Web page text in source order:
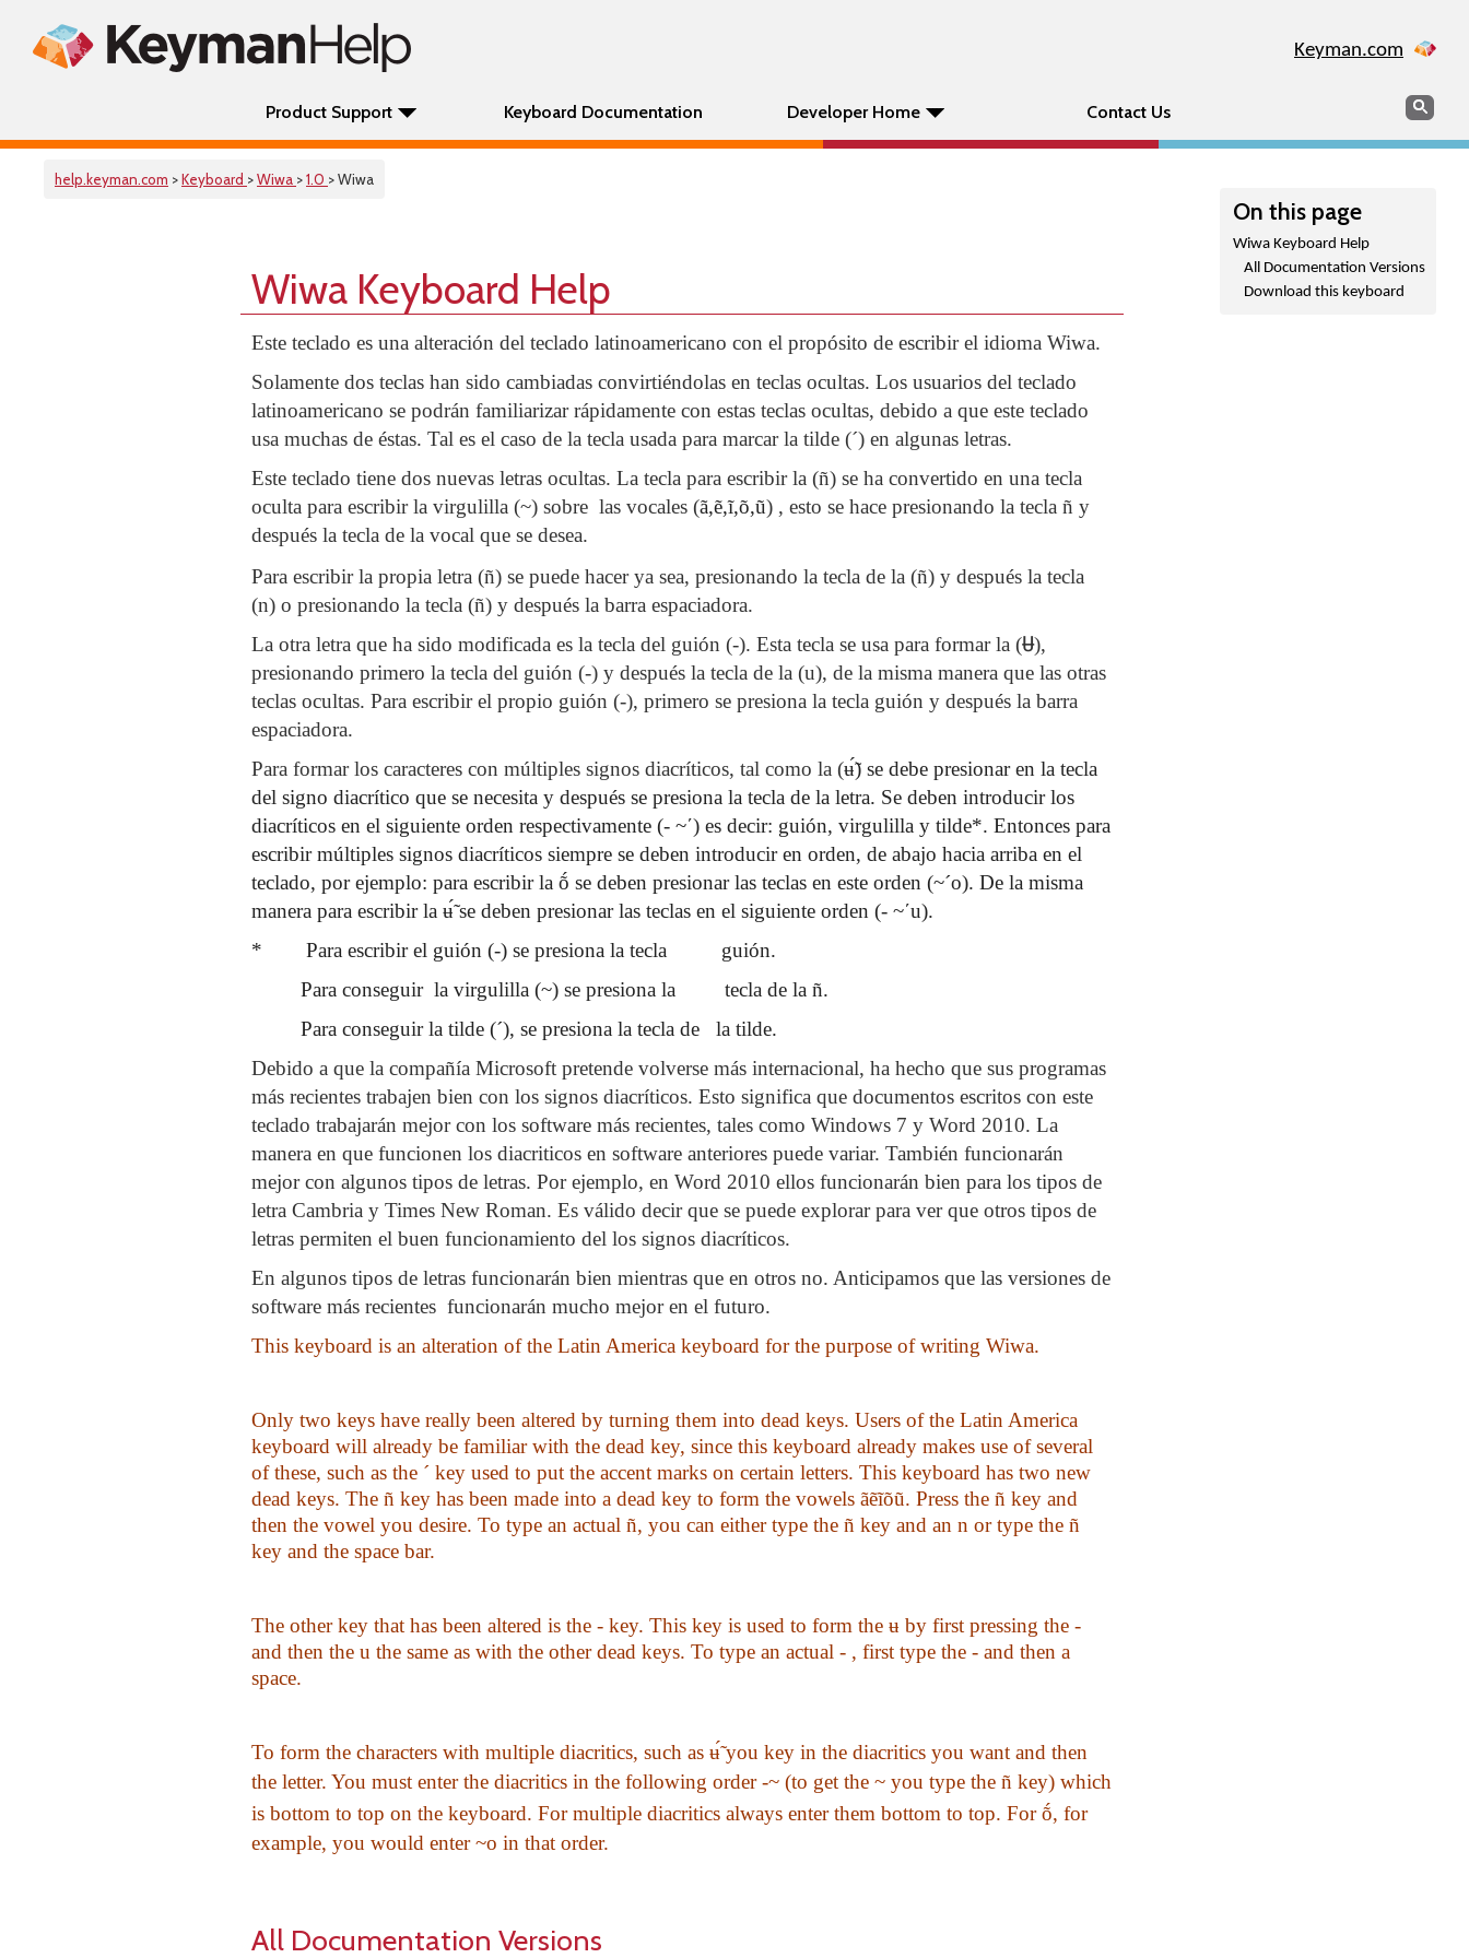
Keyman.com
Product Support Keyboard Documentation Developer Home Contact Us Search
help.keyman.com >Keyboard >Wiwa >1.0 > Wiwa
On this page
Wiwa Keyboard Help
All Documentation Versions
Download this keyboard
Wiwa Keyboard Help
Este teclado es una alteración del teclado latinoamericano con el propósito de escribir el idioma Wiwa.
Solamente dos teclas han sido cambiadas convirtiéndolas en teclas ocultas. Los usuarios del teclado
latinoamericano se podrán familiarizar rápidamente con estas teclas ocultas, debido a que este teclado
usa muchas de éstas. Tal es el caso de la tecla usada para marcar la tilde (´) en algunas letras.
Este teclado tiene dos nuevas letras ocultas. La tecla para escribir la (ñ) se ha convertido en una tecla
oculta para escribir la virgulilla (~) sobre las vocales (ã,ẽ,ĩ,õ,ũ) , esto se hace presionando la tecla ñ y
después la tecla de la vocal que se desea.
Para escribir la propia letra (ñ) se puede hacerya sea, presionando la tecla de la (ñ) y después la tecla
(n) o presionando la tecla (ñ) y después la barra espaciadora.
La otra letra que ha sido modificada es la tecla del guión (-). Esta tecla se usa para formar la (Ʉ),
presionando primero la tecla del guión (-) y después la tecla de la (u), de la misma manera que las otras
teclas ocultas. Para escribir el propio guión (-), primero se presiona la tecla guión y después la barra
espaciadora.
Para formar los caracteres con múltiples signos diacríticos, tal como la (ʉ̃́) se debe presionar en la tecla
del signo diacrítico que se necesita y después se presiona la tecla de la letra. Se deben introducir los
diacríticos en el siguiente orden respectivamente (- ~´) es decir: guión, virgulilla y tilde*. Entonces para
escribir múltiples signos diacríticos siempre se deben introducir en orden, de abajo hacia arriba en el
teclado, por ejemplo: para escribir la ṍ se deben presionar las teclas en este orden (~´o). De la misma
manera para escribir la ʉ̃́ se deben presionar las teclas en el siguiente orden (- ~´u).
*
Para escribir el guión (-) se presiona la tecla
guión.
Para conseguir la virgulilla (~) se presiona la
tecla de la ñ.
Para conseguir la tilde (´), se presiona la tecla de
la tilde.
Debido a que la compañía Microsoft pretende volverse más internacional, ha hecho que sus programas
más recientes trabajen bien con los signos diacríticos. Esto significa que documentos escritos con este
teclado trabajarán mejor con los software más recientes, tales como Windows 7 y Word 2010. La
manera en que funcionen los diacriticos en software anteriores puede variar. También funcionarán
mejor con algunos tipos de letras. Por ejemplo, en Word 2010 ellos funcionarán bien para los tipos de
letra Cambria y Times New Roman. Es válido decir que se puede explorar para ver que otros tipos de
letras permiten el buen funcionamiento del los signos diacríticos.
En algunos tipos de letras funcionarán bien mientras que en otros no. Anticipamos que las versiones de
software más recientes funcionarán mucho mejor en el futuro.
This keyboard is an alteration of the Latin America keyboard for the purpose of writing Wiwa.
Only two keys have really been altered by turning them into dead keys. Users of the Latin America
keyboard will already be familiar with the dead key, since this keyboard already makes use of several
of these, such as the ´ key used to put the accent marks on certain letters. This keyboard has two new
dead keys. The ñ key has been made into a dead key to form the vowels ãẽĩõũ. Press the ñ key and
then the vowel you desire. To type an actual ñ, you can either type the ñ key and an n or type the ñ
key and the space bar.
The other key that has been altered is the - key. This key is used to form the ʉ by first pressing the -
and then the u the same as with the other dead keys. To type an actual - , first type the - and then a
space.
To form the characters with multiple diacritics, such as ʉ̃́ you key in the diacritics you want and then
the letter. You must enter the diacritics in the following order -~ (to get the ~ you type the ñ key) which
is bottom to top on the keyboard. For multiple diacritics always enter them bottom to top. For ṍ, for
example, you would enter ~o in that order.
All Documentation Versions